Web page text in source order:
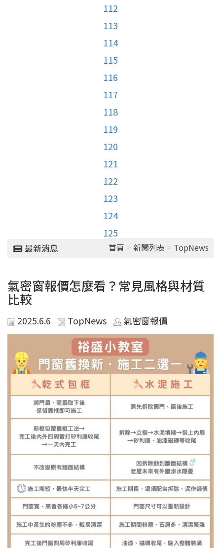
112
113
114
115
116
117
118
119
120
121
122
123
124
125
最新消息 首頁 > 新聞列表 > TopNews
氣密窗報價怎麼看？常見風格與材質
比較
2025.6.6 TopNews 氣密窗報價